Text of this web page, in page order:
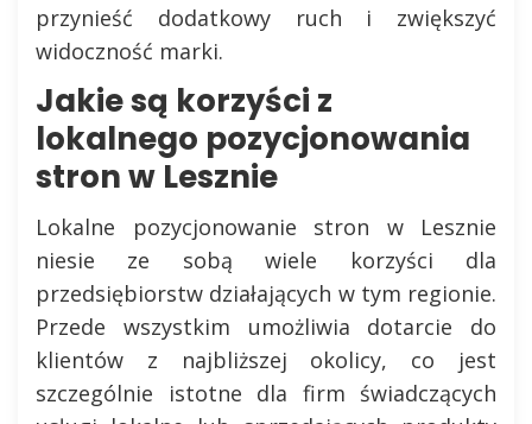
przynieść dodatkowy ruch i zwiększyć
widoczność marki.
Jakie są korzyści z
lokalnego pozycjonowania
stron w Lesznie
Lokalne pozycjonowanie stron w Lesznie
niesie ze sobą wiele korzyści dla
przedsiębiorstw działających w tym regionie.
Przede wszystkim umożliwia dotarcie do
klientów z najbliższej okolicy, co jest
szczególnie istotne dla firm świadczących